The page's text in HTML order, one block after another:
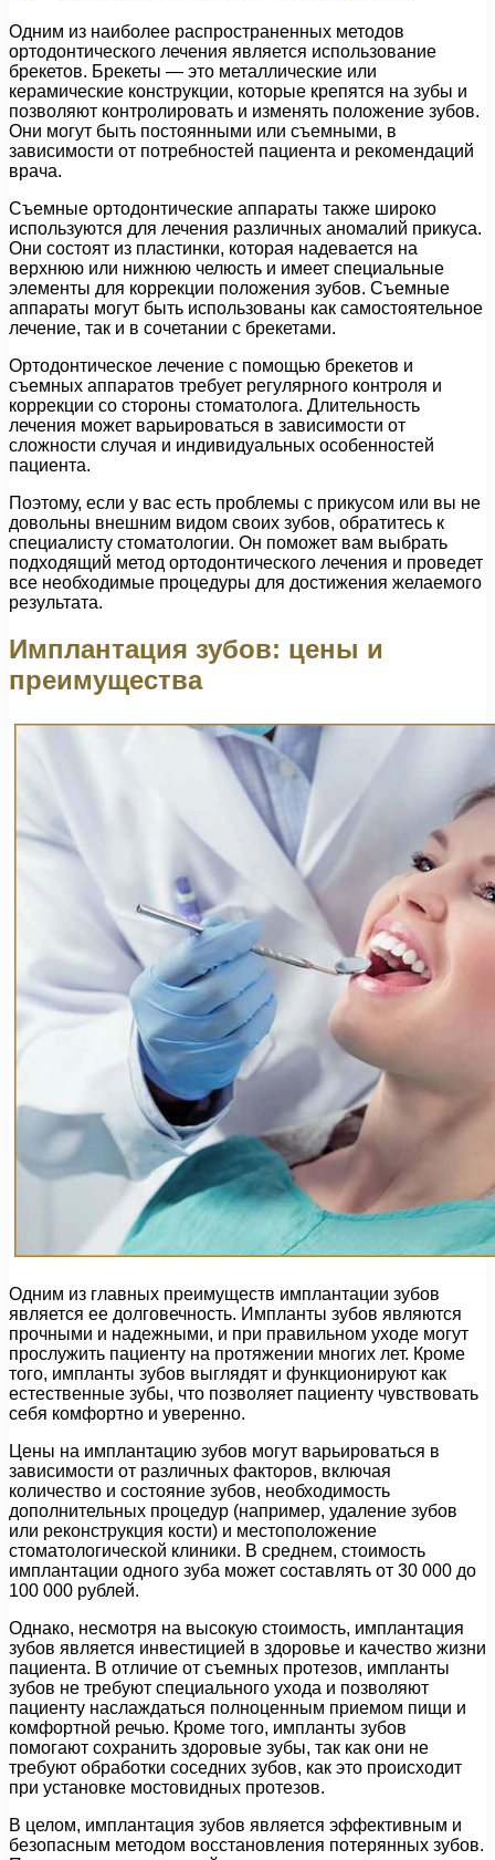
Одним из наиболее распространенных методов
ортодонтического лечения является использование
брекетов. Брекеты — это металлические или
керамические конструкции, которые крепятся на зубы и
позволяют контролировать и изменять положение зубов.
Они могут быть постоянными или съемными, в
зависимости от потребностей пациента и рекомендаций
врача.
Съемные ортодонтические аппараты также широко
используются для лечения различных аномалий прикуса.
Они состоят из пластинки, которая надевается на
верхнюю или нижнюю челюсть и имеет специальные
элементы для коррекции положения зубов. Съемные
аппараты могут быть использованы как самостоятельное
лечение, так и в сочетании с брекетами.
Ортодонтическое лечение с помощью брекетов и
съемных аппаратов требует регулярного контроля и
коррекции со стороны стоматолога. Длительность
лечения может варьироваться в зависимости от
сложности случая и индивидуальных особенностей
пациента.
Поэтому, если у вас есть проблемы с прикусом или вы не
довольны внешним видом своих зубов, обратитесь к
специалисту стоматологии. Он поможет вам выбрать
подходящий метод ортодонтического лечения и проведет
все необходимые процедуры для достижения желаемого
результата.
Имплантация зубов: цены и
преимущества
Одним из главных преимуществ имплантации зубов
является ее долговечность. Импланты зубов являются
прочными и надежными, и при правильном уходе могут
прослужить пациенту на протяжении многих лет. Кроме
того, импланты зубов выглядят и функционируют как
естественные зубы, что позволяет пациенту чувствовать
себя комфортно и уверенно.
Цены на имплантацию зубов могут варьироваться в
зависимости от различных факторов, включая
количество и состояние зубов, необходимость
дополнительных процедур (например, удаление зубов
или реконструкция кости) и местоположение
стоматологической клиники. В среднем, стоимость
имплантации одного зуба может составлять от 30 000 до
100 000 рублей.
Однако, несмотря на высокую стоимость, имплантация
зубов является инвестицией в здоровье и качество жизни
пациента. В отличие от съемных протезов, импланты
зубов не требуют специального ухода и позволяют
пациенту наслаждаться полноценным приемом пищи и
комфортной речью. Кроме того, импланты зубов
помогают сохранить здоровые зубы, так как они не
требуют обработки соседних зубов, как это происходит
при установке мостовидных протезов.
В целом, имплантация зубов является эффективным и
безопасным методом восстановления потерянных зубов.